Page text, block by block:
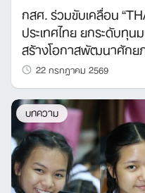
กสศ. ร่วมขับเคลื่อน
ประเทศไทย ยกระดับทุ
สร้างโอกาสพัฒนาศัก
22 กรกฎาคม 2569
บทความ